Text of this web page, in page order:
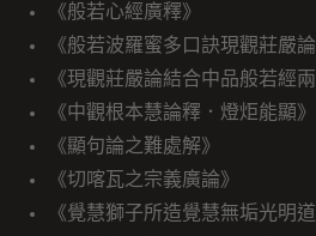
《般若心經廣釋》
《般若波羅蜜多口訣現觀莊嚴
《現觀莊嚴論結合中品般若經
《中觀根本慧論釋．燈炬能顯》
《顯句論之難處解》
《切喀瓦之宗義廣論》
《覺慧獅子所造覺慧無垢光明道